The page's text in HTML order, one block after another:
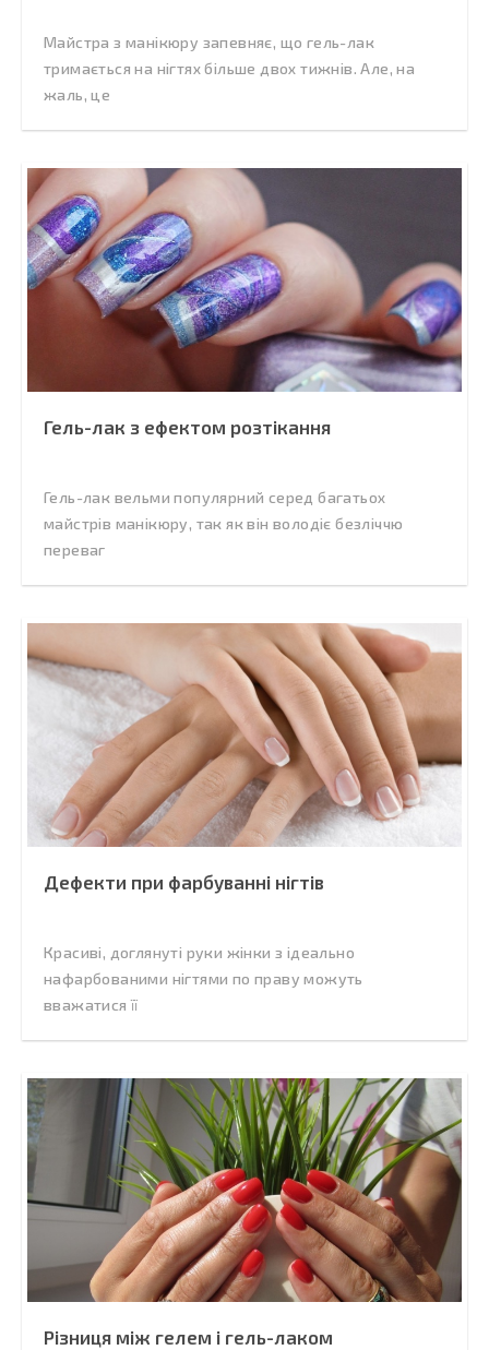
Майстра з манікюру запевняє, що гель-лак
тримається на нігтях більше двох тижнів. Але, на
жаль, це
Гель-лак з ефектом розтікання
Гель-лак вельми популярний серед багатьох
майстрів манікюру, так як він володіє безліччю
переваг
Дефекти при фарбуванні нігтів
Красиві, доглянуті руки жінки з ідеально
нафарбованими нігтями по праву можуть
вважатися її
Різниця між гелем і гель-лаком